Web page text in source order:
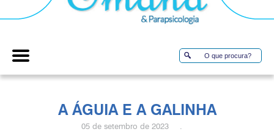
A ÁGUIA E A GALINHA
05 de setembro de 2023 .